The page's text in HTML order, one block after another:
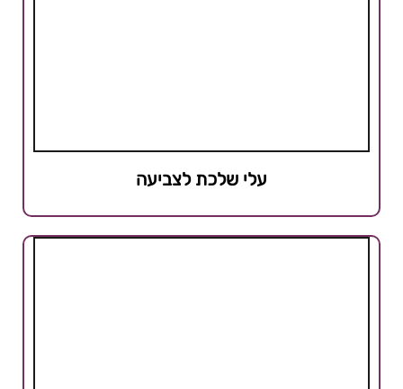
עלי שלכת לצביעה